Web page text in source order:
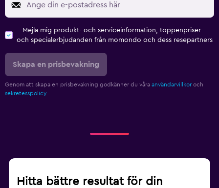
Mejla mig produkt- och serviceinformation, toppenpriser
och specialerbjudanden från momondo och dess resepartners
Skapa en prisbevakning
Genom att skapa en prisbevakning godkänner du våra användarvillkor och
sekretesspolicy.
Hitta bättre resultat för din